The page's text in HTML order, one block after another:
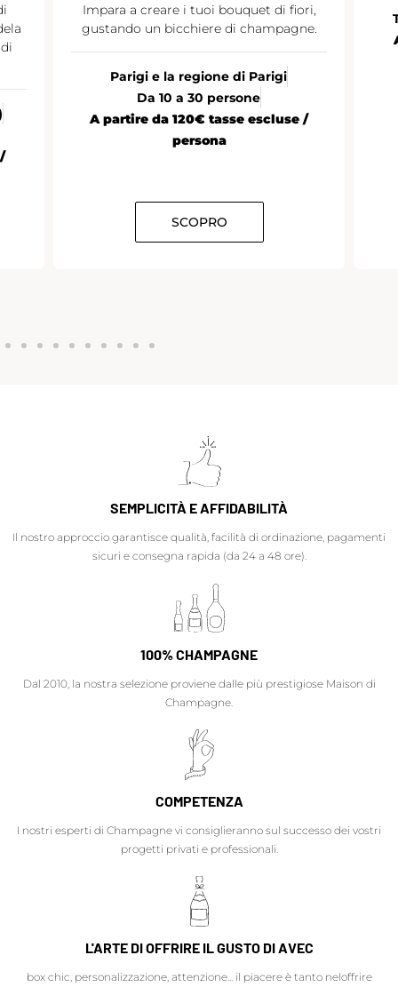
Impara a creare i tuoi bouquet di fiori,
gustando un bicchiere di champagne.
Parigi e la regione di Parigi
Da 10 a 30 persone
A partire da 120€ tasse escluse /
persona
SCOPRO
SEMPLICITÀ E AFFIDABILITÀ
Il nostro approccio garantisce qualità, facilità di ordinazione, pagamenti
sicuri e consegna rapida (da 24 a 48 ore).
100% CHAMPAGNE
Dal 2010, la nostra selezione proviene dalle più prestigiose Maison di
Champagne.
COMPETENZA
I nostri esperti di Champagne vi consiglieranno sul successo dei vostri
progetti privati e professionali.
L'ARTE DI OFFRIRE IL GUSTO DI AVEC
box chic, personalizzazione, attenzione... il piacere è tanto neloffrire